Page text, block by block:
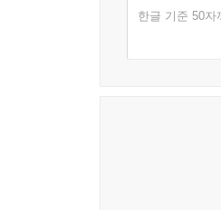
한글 기준 50자